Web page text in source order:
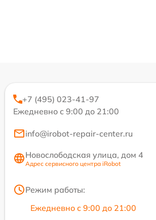
+7 (495) 023-41-97
Ежедневно с 9:00 до 21:00
info@irobot-repair-center.ru
Новослободская улица, дом 4
Адрес сервисного центра iRobot
Режим работы:
Ежедневно с 9:00 до 21:00